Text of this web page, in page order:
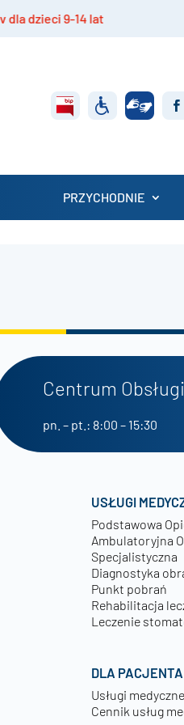
9-14 lat
PRZYCHODNIE
Centrum
pn. – pt.: 8:00 – 15:30
USŁUGI
Podstawowa
Ambulatoryjna
Specjalistyczna
Diagnostyka
Punkt pobrań
Rehabilitacja
Leczenie
DLA PACJENTA
Usługi medyczne
Cennik usług